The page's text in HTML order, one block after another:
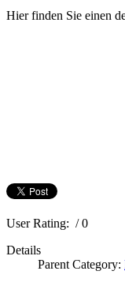
Hier finden Sie einen
User Rating: / 0
Details
Parent Category: